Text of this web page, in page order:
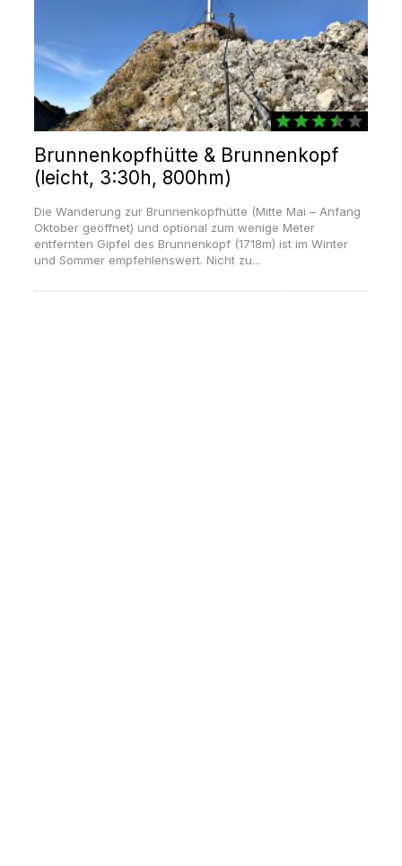
Brunnenkopfhütte & Brunnenkopf
(leicht, 3:30h, 800hm)
Die Wanderung zur Brunnenkopfhütte (Mitte Mai – Anfang
Oktober geöffnet) und optional zum wenige Meter
entfernten Gipfel des Brunnenkopf (1718m) ist im Winter
und Sommer empfehlenswert. Nicht zu...